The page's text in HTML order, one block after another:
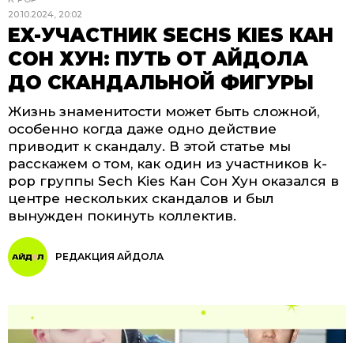
20.10.2024, 20:02
EX-УЧАСТНИК SECHS KIES КАН
СОН ХУН: ПУТЬ ОТ АЙДОЛА
ДО СКАНДАЛЬНОЙ ФИГУРЫ
Жизнь знаменитости может быть сложной,
особенно когда даже одно действие
приводит к скандалу. В этой статье мы
расскажем о том, как один из участников k-
pop группы Sech Kies Кан Сон Хун оказался в
центре нескольких скандалов и был
вынужден покинуть коллектив.
РЕДАКЦИЯ АЙДОЛА